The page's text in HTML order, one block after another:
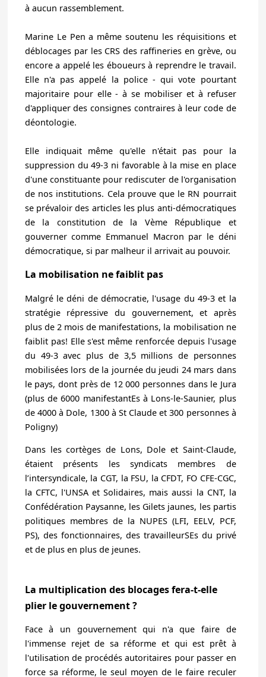
à aucun rassemblement.
Marine Le Pen a même soutenu les réquisitions et
déblocages par les CRS des raffineries en grève, ou
encore a appelé les éboueurs à reprendre le travail.
Elle n'a pas appelé la police - qui vote pourtant
majoritaire pour elle - à se mobiliser et à refuser
d'appliquer des consignes contraires à leur code de
déontologie.
Elle indiquait même qu'elle n'était pas pour la
suppression du 49-3 ni favorable à la mise en place
d'une constituante pour rediscuter de l'organisation
de nos institutions. Cela prouve que le RN pourrait
se prévaloir des articles les plus anti-démocratiques
de la constitution de la Vème République et
gouverner comme Emmanuel Macron par le déni
démocratique, si par malheur il arrivait au pouvoir.
La mobilisation ne faiblit pas
Malgré le déni de démocratie, l'usage du 49-3 et la
stratégie répressive du gouvernement, et après
plus de 2 mois de manifestations, la mobilisation ne
faiblit pas! Elle s'est même renforcée depuis l'usage
du 49-3 avec plus de 3,5 millions de personnes
mobilisées lors de la journée du jeudi 24 mars dans
le pays,dont près de 12 000 personnes dans le Jura
(plus de 6000 manifestantEs à Lons-le-Saunier, plus
de 4000 à Dole, 1300 à St Claude et 300 personnes à
Poligny)
Dans les cortèges de Lons, Dole et Saint-Claude,
étaient présents les syndicats membres de
l’intersyndicale, la CGT, la FSU, la CFDT, FO CFE-CGC,
la CFTC, l'UNSA et Solidaires, mais aussi la CNT, la
Confédération Paysanne, les Gilets jaunes, les partis
politiques membres de la NUPES (LFI, EELV, PCF,
PS), des fonctionnaires, des travailleurSEs du privé
et de plus en plus de jeunes.
La multiplication des blocages fera-t-elle
plier le gouvernement ?
Face à un gouvernement qui n'a que faire de
l'immense rejet de sa réforme et qui est prêt à
l'utilisation de procédés autoritaires pour passer en
force sa réforme, le seul moyen de le faire reculer